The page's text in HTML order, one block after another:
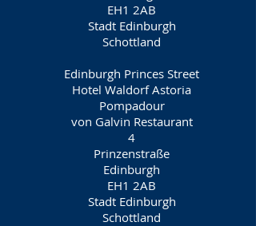
EH1 2AB
Stadt Edinburgh
Schottland
Edinburgh Princes Street
Hotel Waldorf Astoria
Pompadour
von Galvin Restaurant
4
Prinzenstraße
Edinburgh
EH1 2AB
Stadt Edinburgh
Schottland